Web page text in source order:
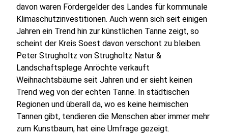
davon waren Fördergelder des Landes für kommunale
Klimaschutzinvestitionen. Auch wenn sich seit einigen
Jahren ein Trend hin zur künstlichen Tanne zeigt, so
scheint der Kreis Soest davon verschont zu bleiben.
Peter Strugholtz von Strugholtz Natur &
Landschaftsplege Anröchte verkauft
Weihnachtsbäume seit Jahren und er sieht keinen
Trend weg von der echten Tanne. In städtischen
Regionen und überall da, wo es keine heimischen
Tannen gibt, tendieren die Menschen aber immer mehr
zum Kunstbaum, hat eine Umfrage gezeigt.